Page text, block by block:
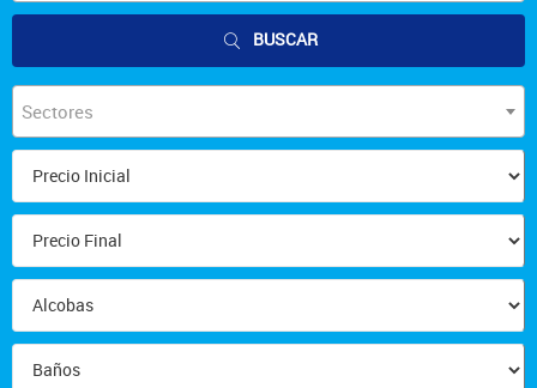
BUSCAR
Sectores